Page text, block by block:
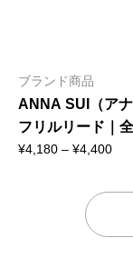
ブランド商品
ANNA SUI（アナ
フリルリード｜
¥4,180 – ¥4,400
価